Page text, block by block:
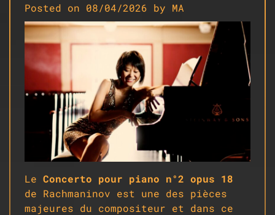
Posted on 08/04/2026 by MA
Le Concerto pour piano n°2 opus 18
de Rachmaninov est une des pièces
majeures du compositeur et dans ce